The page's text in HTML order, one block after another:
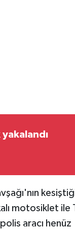
yakalandı
motosiklet ile
aracı henüz